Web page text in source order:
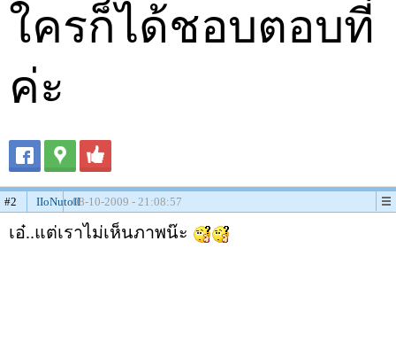
ใครก็ได้ชอบตอบที่
ค่ะ
#2 IIoNutoII08-10-2009 - 21:08:57
เอ๋..แต่เราไม่เห็นภาพน๊ะ